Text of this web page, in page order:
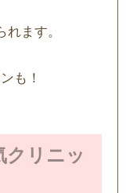
ます。
も！
クリニッ